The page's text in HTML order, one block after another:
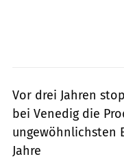
Vor drei Jahren
bei Venedig die
ungewöhnlichsten
Jahre 